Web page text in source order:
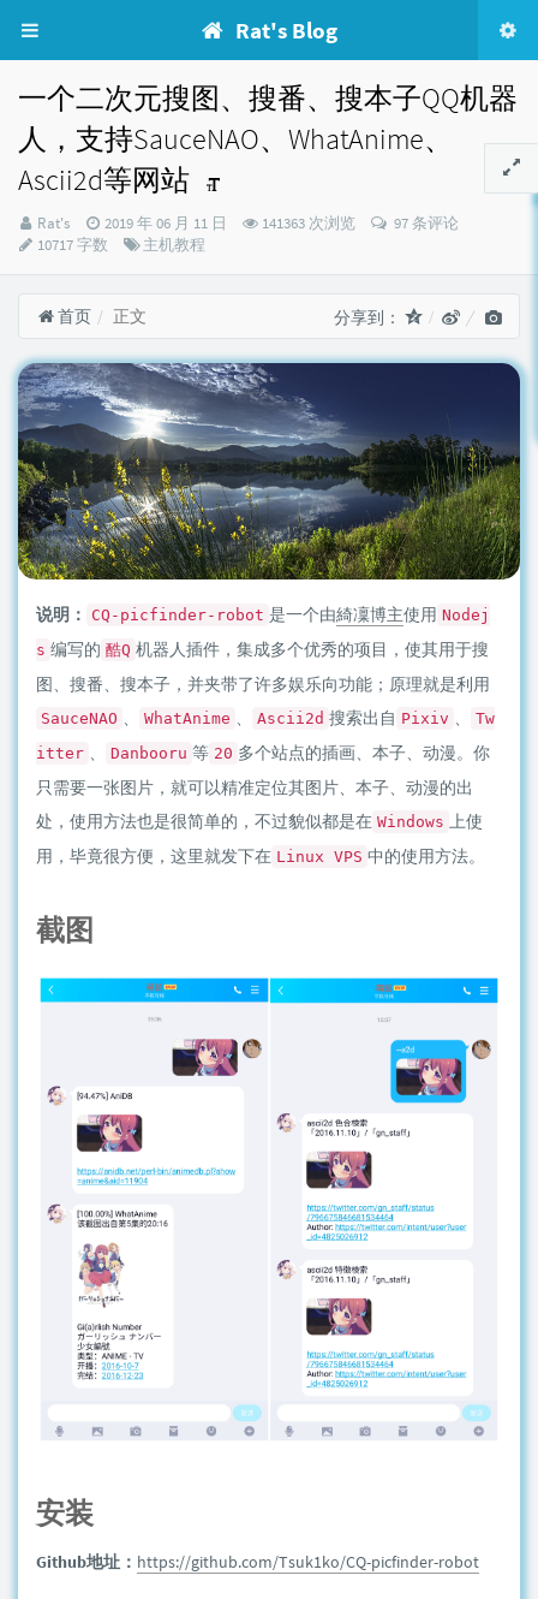
Rat's Blog
一个二次元搜图、搜番、搜本子QQ机器
人，支持SauceNAO、WhatAnime、
Ascii2d等网站
博
主：
Rat's
发
布
2019 年 06 月 11 日 141363 次浏览
97 条评论
10717 字数
分
主机教程
首页 正文 分享到：
说明： CQ-picfinder-robot 是一个由綺凜博主使用 Nodej
s 编写的 酷Q 机器人插件，集成多个优秀的项目，使其用于搜
图、搜番、搜本子，并夹带了许多娱乐向功能；原理就是利用
SauceNAO 、 WhatAnime 、 Ascii2d 搜索出自 Pixiv 、
Tw
itter 、 Danbooru 等 20 多个站点的插画、本子、动漫。你
只需要一张图片，就可以精准定位其图片、本子、动漫的出
处，使用方法也是很简单的，不过貌似都是在 Windows 上使
用，毕竟很方便，这里就发下在 Linux VPS 中的使用方法。
截图
安装
Github地址： https://github.com/Tsuk1ko/CQ-picfinder-robot